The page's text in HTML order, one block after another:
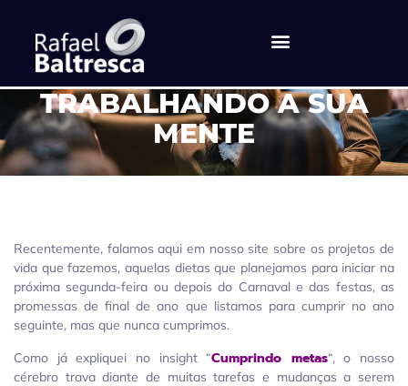
[HIPNODROPS] –
TRABALHANDO A SUA
MENTE
Recentemente, falamos aqui em nosso site sobre os projetos de
vida que fazemos, aquelas dietas que planejamos para iniciar na
próxima segunda-feira ou depois do Carnaval e das festas, as
promessas de final de ano que listamos para cumprir no ano
seguinte, mas que nunca cumprimos.
Como já expliquei no insight “Cumprindo metas“, o nosso
cérebro trava diante de muitas tarefas e mudanças a serem